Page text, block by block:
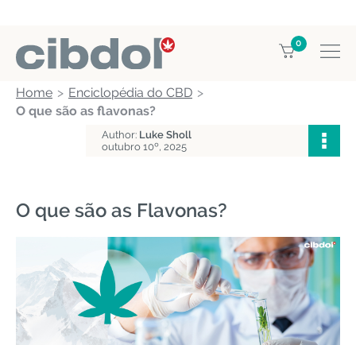
0
Home
Enciclopédia do CBD
O que são as flavonas?
Author: Luke Sholl
outubro 10º, 2025
O que são as Flavonas?